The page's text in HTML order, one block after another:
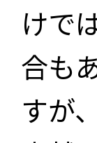
けで
合も
すが